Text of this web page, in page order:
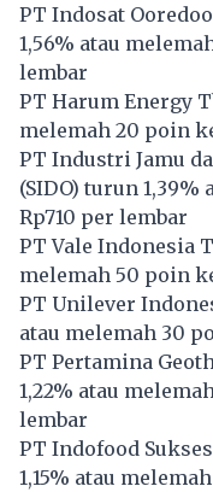
PT Indosat
1,56% atau
lembar
PT Harum Energy
melemah 20 poin
PT Industri Jamu
(SIDO) turun 1,39%
Rp710 per lembar
PT Vale Indonesia
melemah 50 poin
PT Unilever
atau melemah 30
PT Pertamina
1,22% atau
lembar
PT Indofood
1,15% atau